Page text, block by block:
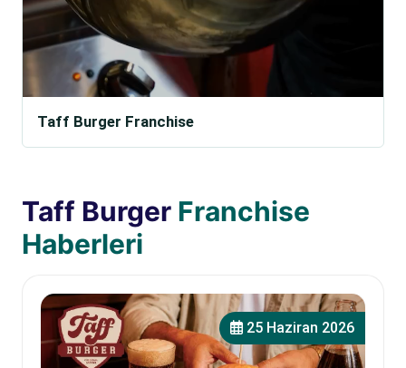
Taff Burger Franchise
Taff Burger Franchise
Haberleri
25 Haziran 2026